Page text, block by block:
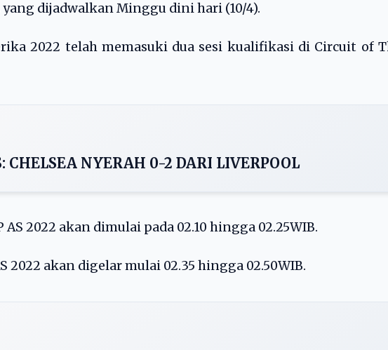
dijadwalkan Minggu dini hari (10/4).
2022 telah memasuki dua sesi kualifikasi di Circuit of
CHELSEA NYERAH 0-2 DARI LIVERPOOL
2022 akan dimulai pada 02.10 hingga 02.25WIB.
2022 akan digelar mulai 02.35 hingga 02.50WIB.